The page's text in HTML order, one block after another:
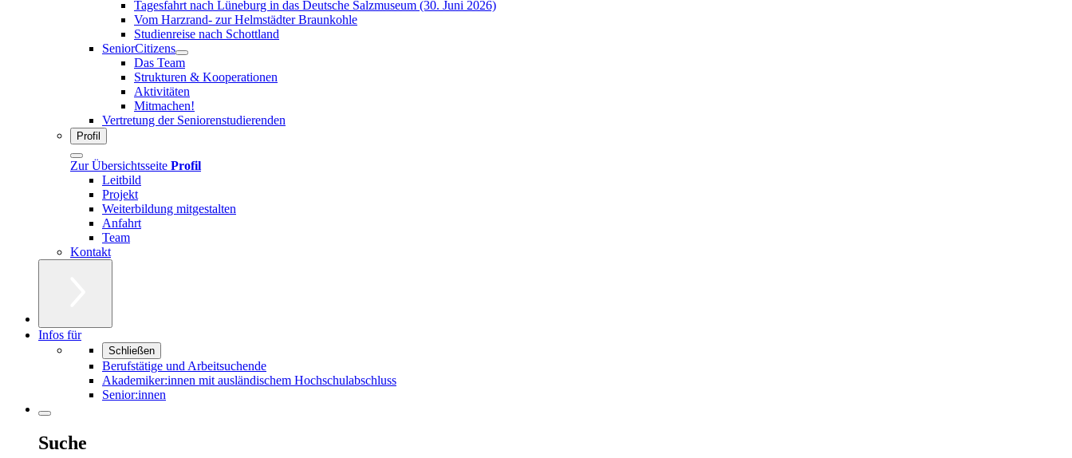
Tagesfahrt nach Lüneburg in das Deutsche Salzmuseum (30. Juni 2026)
Vom Harzrand- zur Helmstädter Braunkohle
Studienreise nach Schottland
SeniorCitizens
Das Team
Strukturen & Kooperationen
Aktivitäten
Mitmachen!
Vertretung der Seniorenstudierenden
Profil
Zur Übersichtsseite Profil
Leitbild
Projekt
Weiterbildung mitgestalten
Anfahrt
Team
Kontakt
Infos für
Schließen
Berufstätige und Arbeitsuchende
Akademiker:innen mit ausländischem Hochschulabschluss
Senior:innen
Suche